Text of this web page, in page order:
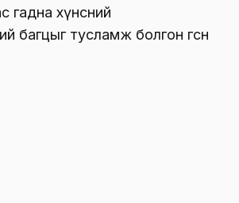
гадна хүнсний
багцыг тусламж болгон өгсөн